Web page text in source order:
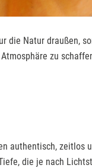
die Natur draußen,
zu
authentisch, zeitlos
die je nach